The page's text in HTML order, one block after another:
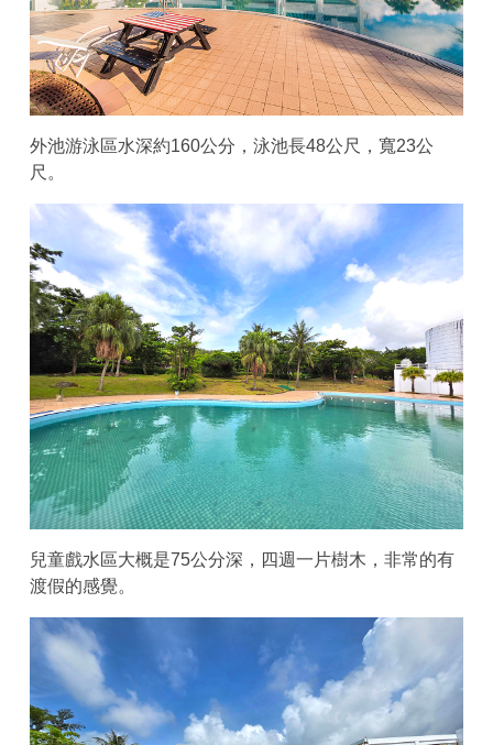
外池游泳區水深約160公分，泳池長48公尺，寬23公
尺。
兒童戲水區大概是75公分深，四週一片樹木，非常的有
渡假的感覺。